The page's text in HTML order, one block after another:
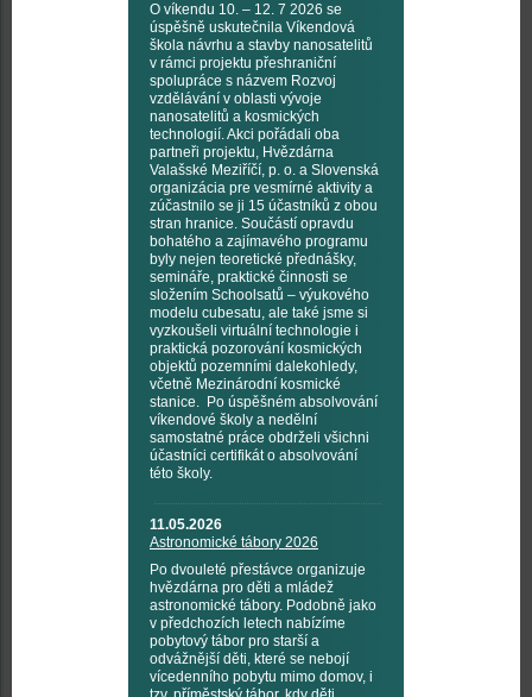
O víkendu 10. – 12. 7 2026 se
úspěšně uskutečnila Víkendová
škola návrhu a stavby nanosatelitů
v rámci projektu přeshraniční
spolupráce s názvem Rozvoj
vzdělávání v oblasti vývoje
nanosatelitů a kosmických
technologií. Akci pořádali oba
partneři projektu, Hvězdárna
Valašské Meziříčí, p. o. a Slovenská
organizácia pre vesmírné aktivity a
zúčastnilo se ji 15 účastníků z obou
stran hranice. Součástí opravdu
bohatého a zajímavého programu
byly nejen teoretické přednášky,
semináře, praktické činnosti se
složením Schoolsatů – výukového
modelu cubesatu, ale také jsme si
vyzkoušeli virtuální technologie i
praktická pozorování kosmických
objektů pozemními dalekohledy,
včetně Mezinárodní kosmické
stanice. Po úspěšném absolvování
víkendové školy a nedělní
samostatné práce obdrželi všichni
účastníci certifikát o absolvování
této školy.
11.05.2026
Astronomické tábory 2026
Po dvouleté přestávce organizuje
hvězdárna pro děti a mládež
astronomické tábory. Podobně jako
v předchozích letech nabízíme
pobytový tábor pro starší a
odvážnější děti, které se nebojí
vícedenního pobytu mimo domov, i